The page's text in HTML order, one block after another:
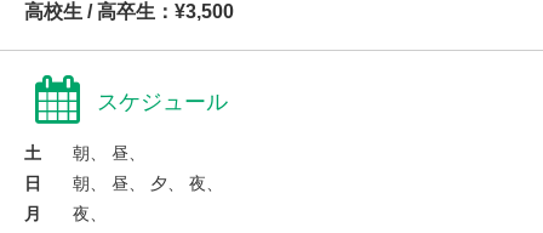
高校生 / 高卒生：¥3,500
スケジュール
土
朝、 昼、
日
朝、 昼、 夕、 夜、
月
夜、